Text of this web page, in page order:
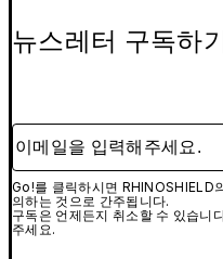
뉴스레터 구독하
이메일을 입력해주세요.
Go!를 클릭하시면 RHINOSHIELD
의하는 것으로 간주됩니다.
구독은 언제든지 취소할 수 있습니
주세요.